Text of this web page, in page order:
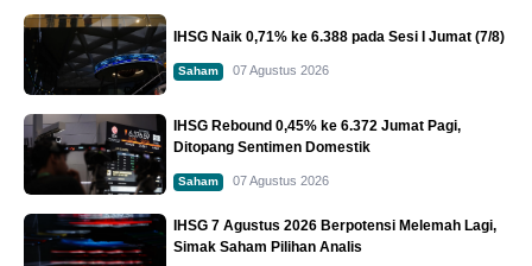
IHSG Naik 0,71% ke 6.388 pada Sesi I Jumat (7/8)
Saham 07 Agustus 2026
IHSG Rebound 0,45% ke 6.372 Jumat Pagi,
Ditopang Sentimen Domestik
Saham 07 Agustus 2026
IHSG 7 Agustus 2026 Berpotensi Melemah Lagi,
Simak Saham Pilihan Analis